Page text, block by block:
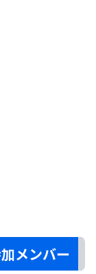
メンバー